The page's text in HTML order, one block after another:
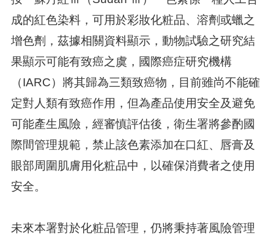
成的紅色染料，可用於彩妝化粧品、溶劑或蠟之
增色劑，茲據相關資料顯示，動物試驗之研究結
果顯示可能有致癌之虞，國際癌症研究機構
（IARC）將其歸為三類致癌物，目前雖尚不能確
定對人類有致癌作用，但為產品使用安全及避免
可能產生風險，經審慎評估後，衛生署將參酌國
際間管理規範，禁止該色素添加在口紅、唇膏及
眼部周圍肌膚用化粧品中，以確保消費者之使用
安全。
未來本署對於化粧品管理，仍將秉持著風險管理